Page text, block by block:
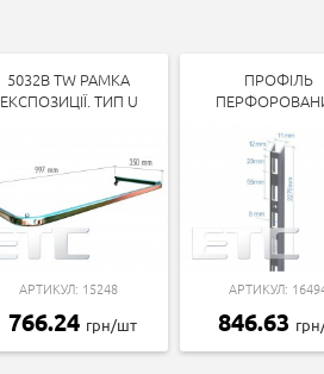
5032B TW РАМКА
ЕКСПОЗИЦІЇ. ТИП U
АРТИКУЛ: 15248
766.24 грн/шт
ПРОФІЛЬ
АРТИКУЛ:
846.63